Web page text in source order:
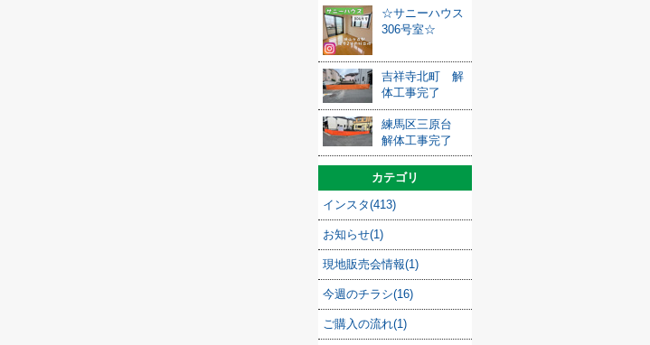
☆サニーハウス
306号室☆
吉祥寺北町 解
体工事完了
練馬区三原台
解体工事完了
カテゴリ
インスタ(413)
お知らせ(1)
現地販売会情報(1)
今週のチラシ(16)
ご購入の流れ(1)